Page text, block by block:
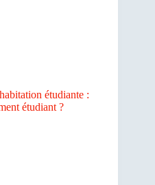
étudiante :
étudiant ?